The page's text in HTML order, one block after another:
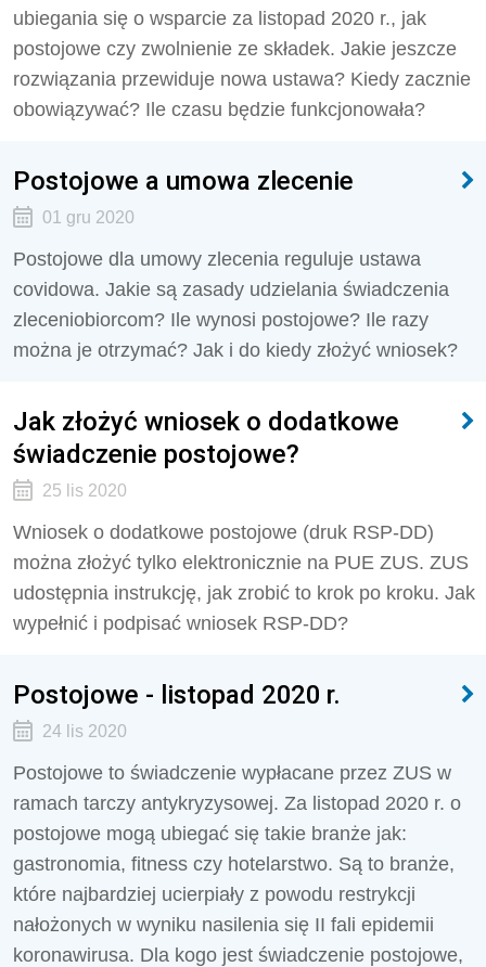
ubiegania się o wsparcie za listopad 2020 r., jak
postojowe czy zwolnienie ze składek. Jakie jeszcze
rozwiązania przewiduje nowa ustawa? Kiedy zacznie
obowiązywać? Ile czasu będzie funkcjonowała?
Postojowe a umowa zlecenie
01 gru 2020
Postojowe dla umowy zlecenia reguluje ustawa
covidowa. Jakie są zasady udzielania świadczenia
zleceniobiorcom? Ile wynosi postojowe? Ile razy
można je otrzymać? Jak i do kiedy złożyć wniosek?
Jak złożyć wniosek o dodatkowe
świadczenie postojowe?
25 lis 2020
Wniosek o dodatkowe postojowe (druk RSP-DD)
można złożyć tylko elektronicznie na PUE ZUS. ZUS
udostępnia instrukcję, jak zrobić to krok po kroku. Jak
wypełnić i podpisać wniosek RSP-DD?
Postojowe - listopad 2020 r.
24 lis 2020
Postojowe to świadczenie wypłacane przez ZUS w
ramach tarczy antykryzysowej. Za listopad 2020 r. o
postojowe mogą ubiegać się takie branże jak:
gastronomia, fitness czy hotelarstwo. Są to branże,
które najbardziej ucierpiały z powodu restrykcji
nałożonych w wyniku nasilenia się II fali epidemii
koronawirusa. Dla kogo jest świadczenie postojowe,